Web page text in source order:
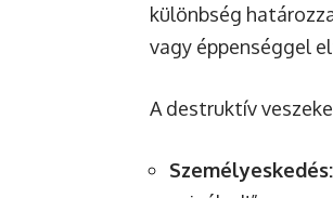
különbség
vagy éppenséggel
A destruktív
Személyeskedés: